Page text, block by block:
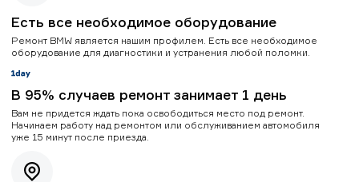
Есть все необходимое оборудование
Ремонт BMW является нашим профилем. Есть все необходимое
оборудование для диагностики и устранения любой поломки.
В 95% случаев ремонт занимает 1 день
Вам не придется ждать пока освободиться место под ремонт.
Начинаем работу над ремонтом или обслуживанием автомобиля
уже 15 минут после приезда.